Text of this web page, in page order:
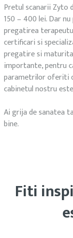
Pretul scanarii Zyto
150 – 400 lei. Dar
pregatirea
certificari si
pregatire si
importante, pentru
parametrilor oferiti
cabinetul nostru este
Ai grija de sanatea
bine.
Fiti